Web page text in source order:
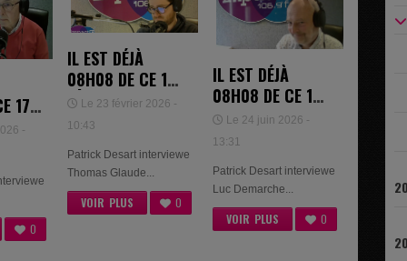
17
-
-
0
IL EST DÉJÀ
08H08 DE CE 18
FÉVRIER 2026 -
THOMAS GLAUDE
GOFFAUT
Le 23 février 2026 -
10:43
Patrick Desart interviewe
Thomas Glaude...
VOIR PLUS 0
IL EST DÉJÀ
08H08 DE CE 18
JUIN 2026 - LUC
DEMARCHE ET
GONAY
Le 24 juin 2026 -
13:31
Patrick Desart interviewe
Luc Demarche...
VOIR PLUS 0